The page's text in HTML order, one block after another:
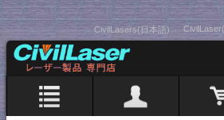
CivilLasers(日本語)